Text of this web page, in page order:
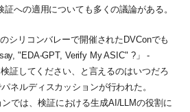
への適用についても多くの議論がある。
シリコンバレーで開催されたDVConでも
"EDA-GPT, Verify My ASIC" ?」 -
証してください、と言えるのはいつだろ
ネルディスカッションが行われた。
では、検証における生成AI/LLMの役割に